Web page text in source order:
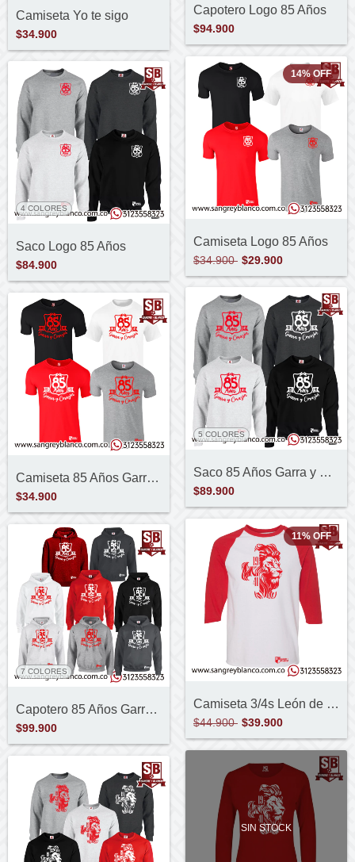
Camiseta Yo te sigo
$34.900
Capotero Logo 85 Años
$94.900
4 COLORES
Saco Logo 85 Años
$84.900
14%OFF
Camiseta Logo 85 Años
$34.900 $29.900
Camiseta 85 Años Garra y Corazón
$34.900
5 COLORES
Saco 85 Años Garra y Corazón
$89.900
7 COLORES
Capotero 85 Años Garra y Corazón
$99.900
11% OFF
Camiseta 3/4s León de Cruz
$44.900 $39.900
SIN STOCK